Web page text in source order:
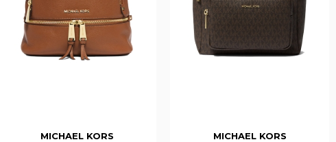
MICHAEL KORS MICHAEL KORS